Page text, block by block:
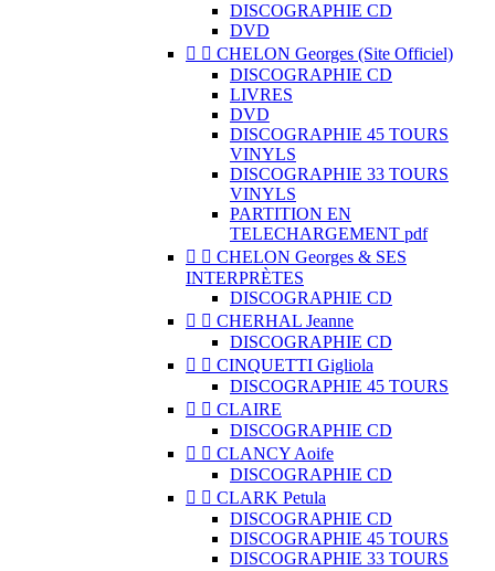
DISCOGRAPHIE CD
DVD
  CHELON Georges (Site Officiel)
DISCOGRAPHIE CD
LIVRES
DVD
DISCOGRAPHIE 45 TOURS
VINYLS
DISCOGRAPHIE 33 TOURS
VINYLS
PARTITION EN
TELECHARGEMENT pdf
  CHELON Georges & SES
INTERPRÈTES
DISCOGRAPHIE CD
  CHERHAL Jeanne
DISCOGRAPHIE CD
  CINQUETTI Gigliola
DISCOGRAPHIE 45 TOURS
  CLAIRE
DISCOGRAPHIE CD
  CLANCY Aoife
DISCOGRAPHIE CD
  CLARK Petula
DISCOGRAPHIE CD
DISCOGRAPHIE 45 TOURS
DISCOGRAPHIE 33 TOURS